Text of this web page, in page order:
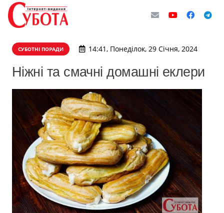
СУБОТНІ ПОРАДИ 14:41, Понеділок, 29 Січня, 2024
Ніжні та смачні домашні еклери